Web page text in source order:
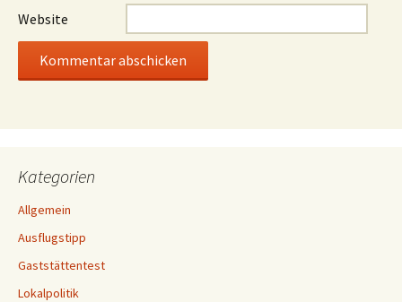
Website
Kategorien
Allgemein
Ausflugstipp
Gaststättentest
Lokalpolitik